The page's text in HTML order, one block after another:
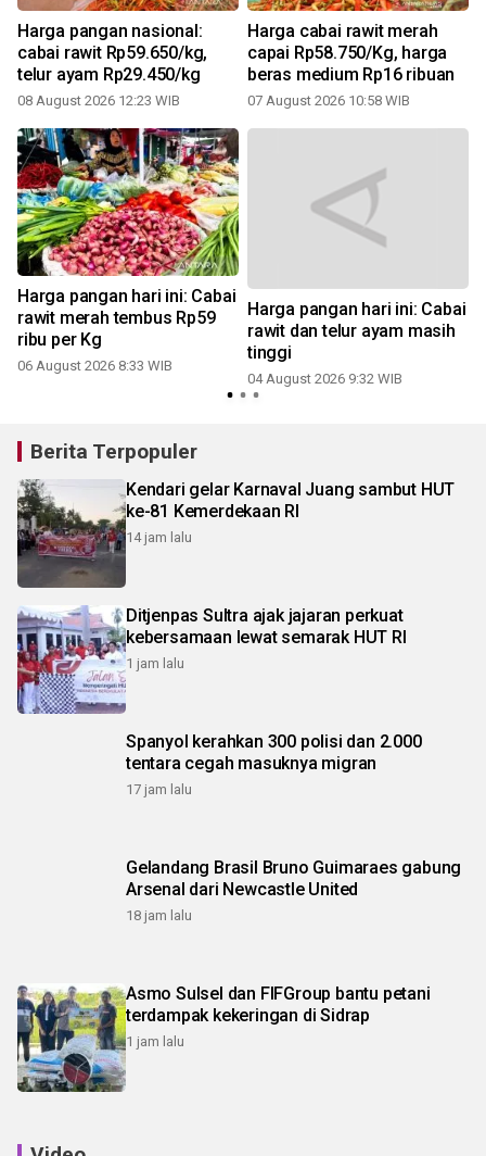
Harga pangan nasional:
cabai rawit Rp59.650/kg,
telur ayam Rp29.450/kg
08 August 2026 12:23 WIB
Harga cabai rawit merah
capai Rp58.750/Kg, harga
beras medium Rp16 ribuan
07 August 2026 10:58 WIB
Harga pangan hari ini: Cabai
rawit merah tembus Rp59
ribu per Kg
06 August 2026 8:33 WIB
Harga pangan hari ini: Cabai
rawit dan telur ayam masih
tinggi
04 August 2026 9:32 WIB
Berita Terpopuler
Kendari gelar Karnaval Juang sambut HUT
ke-81 Kemerdekaan RI
14 jam lalu
Ditjenpas Sultra ajak jajaran perkuat
kebersamaan lewat semarak HUT RI
1 jam lalu
Spanyol kerahkan 300 polisi dan 2.000
tentara cegah masuknya migran
17 jam lalu
Gelandang Brasil Bruno Guimaraes gabung
Arsenal dari Newcastle United
18 jam lalu
Asmo Sulsel dan FIFGroup bantu petani
terdampak kekeringan di Sidrap
1 jam lalu